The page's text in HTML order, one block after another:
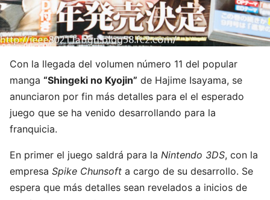
Con la llegada del volumen número 11 del popular
manga “Shingeki no Kyojin” de Hajime Isayama, se
anunciaron por fin más detalles para el el esperado
juego que se ha venido desarrollando para la
franquicia.
En primer el juego saldrá para la Nintendo 3DS, con la
empresa Spike Chunsoft a cargo de su desarrollo. Se
espera que más detalles sean revelados a inicios de